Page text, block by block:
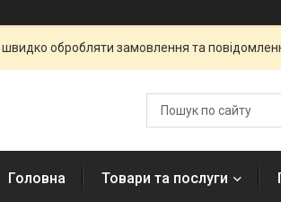
обробляти замовлення та
Головна Товари та послуги